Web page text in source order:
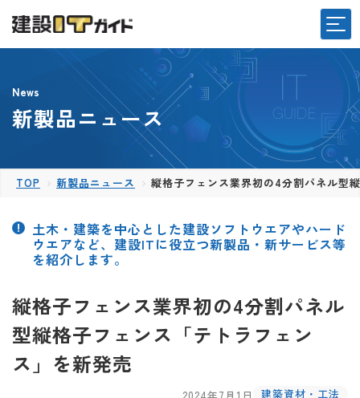
News
新製品ニュース
TOP 新製品ニュース 縦格子フェンス業界初の4分割パネル型
土木・建築を中心とした建設ソフトウエアやハード
ウエアなど、建設ITに役立つ新製品・新サービス等
を紹介します。
縦格子フェンス業界初の4分割パネル
型縦格子フェンス「テトラフェン
ス」を新発売
2024年7月1日 建築資材・工法